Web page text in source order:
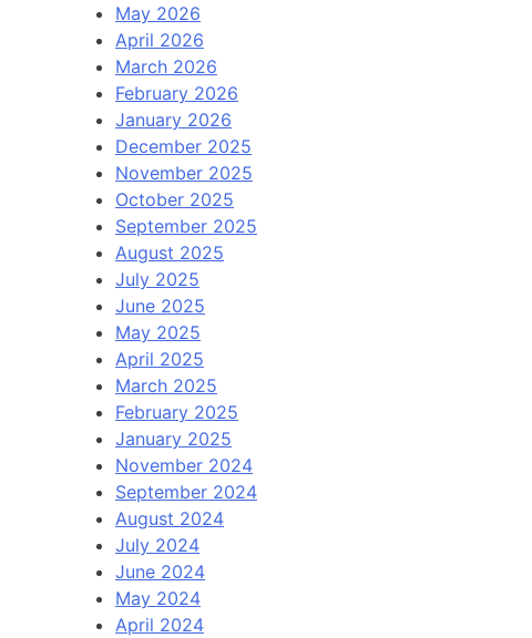
May 2026
April 2026
March 2026
February 2026
January 2026
December 2025
November 2025
October 2025
September 2025
August 2025
July 2025
June 2025
May 2025
April 2025
March 2025
February 2025
January 2025
November 2024
September 2024
August 2024
July 2024
June 2024
May 2024
April 2024